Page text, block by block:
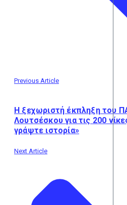
Previous Article
Η ξεχωριστή έκπληξη του
Λουτσέσκου για τις 200
γράψτε ιστορία»
Next Article